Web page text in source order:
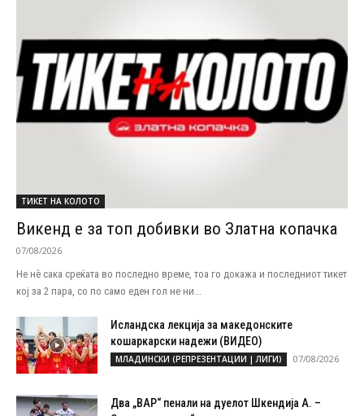
ТИКЕТ НА КОЛОТО
Викенд е за топ добивки во Златна копачка
07/08/2026
Не нѐ сака среќата во последно време, тоа го докажа и последниот тикет
кој за 2 пара, со по само еден гол не ни...
Исландска лекција за македонските
кошаркарски надежи (ВИДЕО)
МЛАДИНСКИ (РЕПРЕЗЕНТАЦИИ | ЛИГИ) 07/08/2026
Два „ВАР“ пенали на дуелот Шкендија А. –